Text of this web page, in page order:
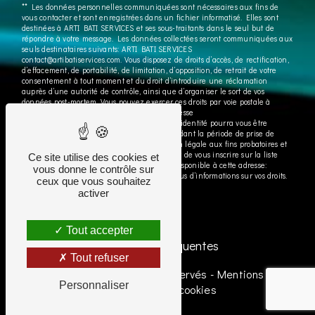
** Les données personnelles communiquées sont nécessaires aux fins de
vous contacter et sont enregistrées dans un fichier informatisé. Elles sont
destinées à ARTI BATI SERVICES et ses sous-traitants dans le seul but de
répondre à votre message. Les données collectées seront communiquées aux
seuls destinataires suivants: ARTI BATI SERVICES
contact@artibatiservices.com. Vous disposez de droits d’accès, de rectification,
d’effacement, de portabilité, de limitation, d’opposition, de retrait de votre
consentement à tout moment et du droit d’introduire une réclamation
auprès d’une autorité de contrôle, ainsi que d’organiser le sort de vos
données post-mortem. Vous pouvez exercer ces droits par voie postale à
l'adresse ou par courrier électronique à l'adresse
contact@artibatiservices.com. Un justificatif d'identité pourra vous être
demandé. Nous conservons vos données pendant la période de prise de
contact puis pendant la durée de prescription légale aux fins probatoires et
de gestion des contentieux. Vous avez le droit de vous inscrire sur la liste
d'opposition au démarchage téléphonique, disponible à cette adresse:
Bloctel.gouv.fr. Consultez le site cnil.fr pour plus d’informations sur vos droits.
Recherches fréquentes
- 2026 - Tous droits réservés - Mentions légales
-Gestion des cookies
Ce site utilise des cookies et
vous donne le contrôle sur
ceux que vous souhaitez
activer
Tout accepter
Tout refuser
Personnaliser